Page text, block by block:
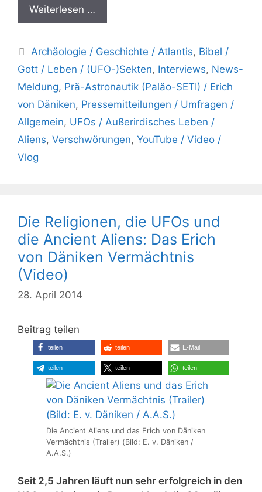
Weiterlesen …
Kategorien
Archäologie / Geschichte / Atlantis, Bibel /
Gott / Leben / (UFO-)Sekten, Interviews, News-
Meldung, Prä-Astronautik (Paläo-SETI) / Erich
von Däniken, Pressemitteilungen / Umfragen /
Allgemein, UFOs / Außerirdisches Leben /
Aliens, Verschwörungen, YouTube / Video /
Vlog
Die Religionen, die UFOs und
die Ancient Aliens: Das Erich
von Däniken Vermächtnis
(Video)
28. April 2014
Beitrag teilen
teilen teilen E-Mail
teilen teilen teilen
Die Ancient Aliens und das Erich von Däniken
Vermächtnis (Trailer) (Bild: E. v. Däniken /
A.A.S.)
Seit 2,5 Jahren läuft nun sehr erfolgreich in den